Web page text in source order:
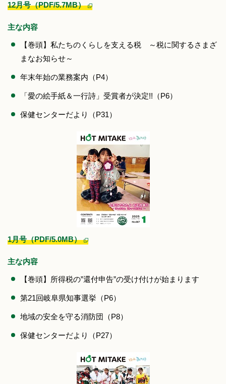
12月号（PDF/5.7MB）
主な内容
【巻頭】私たちのくらしを支える税 ～税に関するさまざ
まなお知らせ～
年末年始の業務案内（P4）
「愛の絵手紙＆一行詩」受賞者が決定!!（P6）
保健センターだより（P31）
1月号（PDF/5.0MB）
主な内容
【巻頭】所得税の”還付申告”の受け付けが始まります
第21回岐阜県知事選挙（P6）
地域の安全を守る消防団（P8）
保健センターだより（P27）